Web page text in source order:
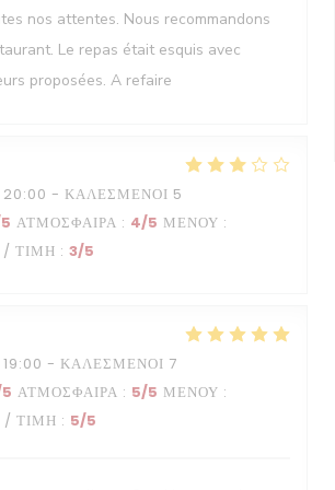
nos attentes. Nous recommandons
Le repas était esquis avec
proposées. A refaire
- ΚΑΛΕΣΜΈΝΟΙ 5
ΑΤΜΌΣΦΑΙΡΑ : 4/5 ΜΕΝΟΎ :
/ ΤΙΜΉ : 3/5
- ΚΑΛΕΣΜΈΝΟΙ 7
ΑΤΜΌΣΦΑΙΡΑ : 5/5 ΜΕΝΟΎ :
/ ΤΙΜΉ : 5/5